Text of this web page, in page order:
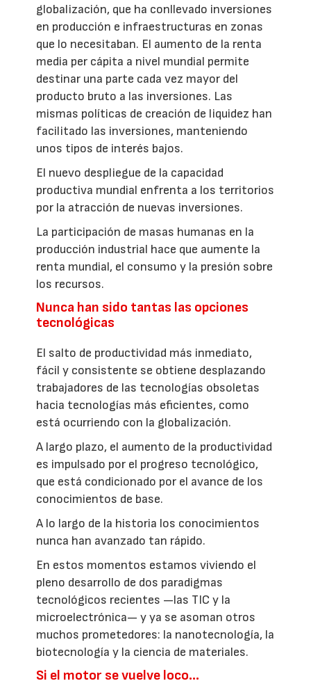
globalización, que ha conllevado inversiones
en producción e infraestructuras en zonas
que lo necesitaban. El aumento de la renta
media per cápita a nivel mundial permite
destinar una parte cada vez mayor del
producto bruto a las inversiones. Las
mismas políticas de creación de liquidez han
facilitado las inversiones, manteniendo
unos tipos de interés bajos.
El nuevo despliegue de la capacidad
productiva mundial enfrenta a los territorios
por la atracción de nuevas inversiones.
La participación de masas humanas en la
producción industrial hace que aumente la
renta mundial, el consumo y la presión sobre
los recursos.
Nunca han sido tantas las opciones
tecnológicas
El salto de productividad más inmediato,
fácil y consistente se obtiene desplazando
trabajadores de las tecnologías obsoletas
hacia tecnologías más eficientes, como
está ocurriendo con la globalización.
A largo plazo, el aumento de la productividad
es impulsado por el progreso tecnológico,
que está condicionado por el avance de los
conocimientos de base.
A lo largo de la historia los conocimientos
nunca han avanzado tan rápido.
En estos momentos estamos viviendo el
pleno desarrollo de dos paradigmas
tecnológicos recientes —las TIC y la
microelectrónica— y ya se asoman otros
muchos prometedores: la nanotecnología, la
biotecnología y la ciencia de materiales.
Si el motor se vuelve loco…